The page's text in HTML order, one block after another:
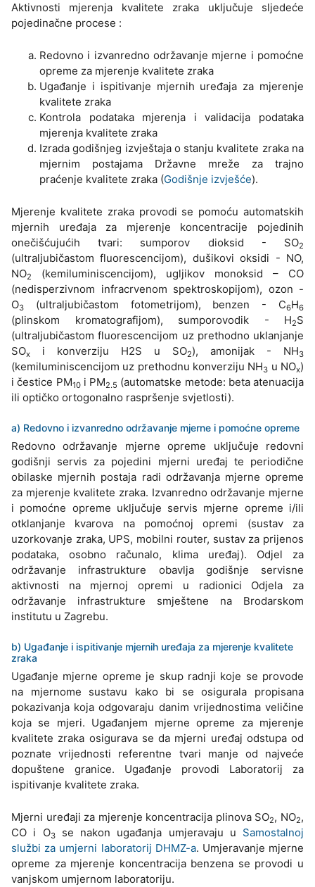
Aktivnosti mjerenja kvalitete zraka uključuje sljedeće
pojedinačne procese :
Redovno i izvanredno održavanje mjerne i pomoćne
opreme za mjerenje kvalitete zraka
Ugađanje i ispitivanje mjernih uređaja za mjerenje
kvalitete zraka
Kontrola podataka mjerenja i validacija podataka
mjerenja kvalitete zraka
Izrada godišnjeg izvještaja o stanju kvalitete zraka na
mjernim postajama Državne mreže za trajno
praćenje kvalitete zraka (Godišnje izvješće).
Mjerenje kvalitete zraka provodi se pomoću automatskih
mjernih uređaja za mjerenje koncentracije pojedinih
onečišćujućih tvari: sumporov dioksid - SO2
(ultraljubičastom fluorescencijom), dušikovi oksidi - NO,
NO2
(kemiluminiscencijom), ugljikov monoksid – CO
(nedisperzivnom infracrvenom spektroskopijom), ozon -
O3 (ultraljubičastom fotometrijom), benzen - C6H6
(plinskom kromatografijom), sumporovodik - H2S
(ultraljubičastom fluorescencijom uz prethodno uklanjanje
SOx i konverziju H2S u SO2), amonijak - NH3
(kemiluminiscencijom uz prethodnu konverziju NH3 u NOx)
i čestice PM10i PM2.5 (automatske metode: beta atenuacija
ili optičko ortogonalno raspršenje svjetlosti).
a) Redovno i izvanredno održavanje mjerne i pomoćne opreme
Redovno održavanje mjerne opreme uključuje redovni
godišnji servis za pojedini mjerni uređaj te periodične
obilaske mjernih postaja radi održavanja mjerne opreme
za mjerenje kvalitete zraka. Izvanredno održavanje mjerne
i pomoćne opreme uključuje servis mjerne opreme i/ili
otklanjanje kvarova na pomoćnoj opremi (sustav za
uzorkovanje zraka, UPS, mobilni router, sustav za prijenos
podataka, osobno računalo, klima uređaj). Odjel za
održavanje infrastrukture obavlja godišnje servisne
aktivnosti na mjernoj opremi u radionici Odjela za
održavanje infrastrukture smještene na Brodarskom
institutu u Zagrebu.
b) Ugađanje i ispitivanje mjernih uređaja za mjerenje kvalitete
zraka
Ugađanje mjerne opreme je skup radnji koje se provode
na mjernome sustavu kako bi se osigurala propisana
pokazivanja koja odgovaraju danim vrijednostima veličine
koja se mjeri. Ugađanjem mjerne opreme za mjerenje
kvalitete zraka osigurava se da mjerni uređaj odstupa od
poznate vrijednosti referentne tvari manje od najveće
dopuštene granice. Ugađanje provodi Laboratorij za
ispitivanje kvalitete zraka.
Mjerni uređaji za mjerenje koncentracija plinova SO2, NO2,
CO i O3 se nakon ugađanja umjeravaju u Samostalnoj
službi za umjerni laboratorij DHMZ-a. Umjeravanje mjerne
opreme za mjerenje koncentracija benzena se provodi u
vanjskom umjernom laboratoriju.